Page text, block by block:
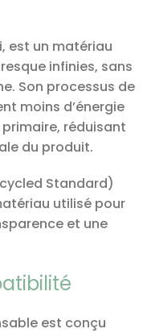
est un matériau
infinies, sans
Son processus de
moins d’énergie
réduisant
du produit.
Standard)
utilisé pour
et une
est conçu